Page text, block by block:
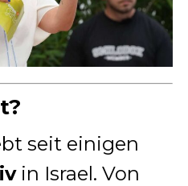
seit einigen
in Israel. Von